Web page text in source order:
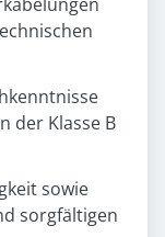
der Klasse B
sowie
sorgfältigen